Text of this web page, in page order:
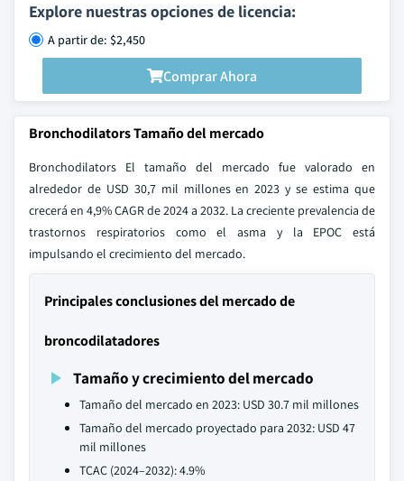
Explore nuestras opciones de licencia:
A partir de: $2,450
Comprar Ahora
Bronchodilators Tamaño del mercado
Bronchodilators El tamaño del mercado fue valorado en
alrededor de USD 30,7 mil millones en 2023 y se estima que
crecerá en 4,9% CAGR de 2024 a 2032. La creciente prevalencia de
trastornos respiratorios como el asma y la EPOC está
impulsando el crecimiento del mercado.
Principales conclusiones del mercado de
broncodilatadores
Tamaño y crecimiento del mercado
Tamaño del mercado en 2023: USD 30.7 mil millones
Tamaño del mercado proyectado para 2032: USD 47
mil millones
TCAC (2024–2032): 4.9%